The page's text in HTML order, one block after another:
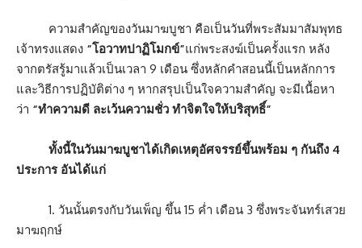
ความสำคัญของวันมาฆบูชา คือเป็นวันที่พระสัมมาสัมพุทธ
เจ้าทรงแสดง “โอวาทปาฏิโมกข์”แก่พระสงฆ์เป็นครั้งแรก หลัง
จากตรัสรู้มาแล้วเป็นเวลา 9 เดือน ซึ่งหลักคำสอนนี้เป็นหลักการ
และวิธีการปฏิบัติต่าง ๆ หากสรุปเป็นใจความสำคัญ จะมีเนื้อหา
ว่า “ทำความดี ละเว้นความชั่ว ทำจิตใจให้บริสุทธิ์”
ทั้งนี้ในวันมาฆบูชาได้เกิดเหตุอัศจรรย์ขึ้นพร้อม ๆ กันถึง 4
ประการ อันได้แก่
1. วันนั้นตรงกับวันเพ็ญ ขึ้น 15 ค่ำ เดือน 3 ซึ่งพระจันทร์เสวย
มาฆฤกษ์